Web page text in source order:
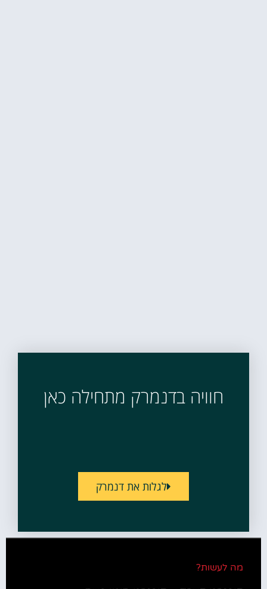
חוויה בדנמרק מתחילה כאן
לגלות את דנמרק
מה לעשות?